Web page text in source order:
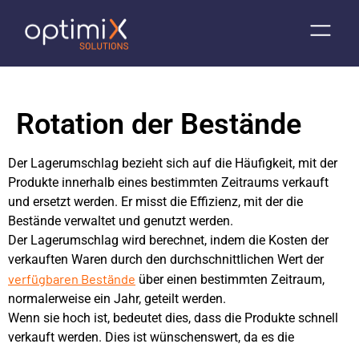
Rotation der Bestände
Der Lagerumschlag bezieht sich auf die Häufigkeit, mit der
Produkte innerhalb eines bestimmten Zeitraums verkauft
und ersetzt werden. Er misst die Effizienz, mit der die
Bestände verwaltet und genutzt werden.
Der Lagerumschlag wird berechnet, indem die Kosten der
verkauften Waren durch den durchschnittlichen Wert der
verfügbaren Bestände über einen bestimmten Zeitraum,
normalerweise ein Jahr, geteilt werden.
Wenn sie hoch ist, bedeutet dies, dass die Produkte schnell
verkauft werden. Dies ist wünschenswert, da es die